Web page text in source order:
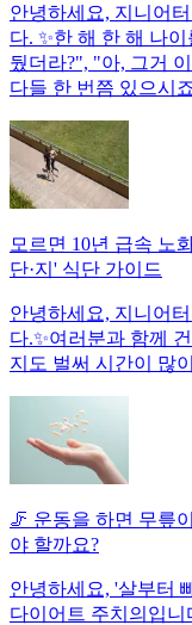
안녕하세요, 지니어
다. ✨한 해 한 해 나
뒀더라?", "아, 그거
다들 한 번쯤 있으시
모르면 10년 급속 노
단·지' 식단 가이드
안녕하세요, 지니어
다.✨여러분과 함께
지도 벌써 시간이 많
🦵 운동을 하면 무릎
야 할까요?
안녕하세요, '살부터
다이어트 주치의입